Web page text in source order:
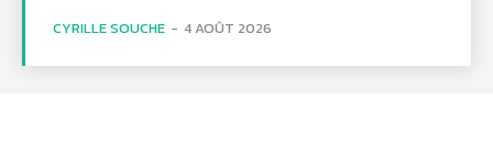
CYRILLE SOUCHE - 4 AOÛT 2026